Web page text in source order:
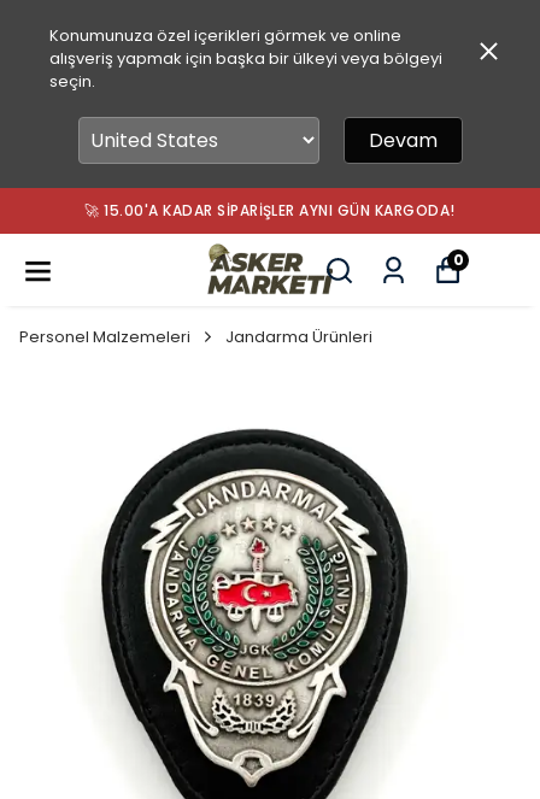
Konumunuza özel içerikleri görmek ve online
alışveriş yapmak için başka bir ülkeyi veya bölgeyi
seçin.
Devam
🚀 15.00'A KADAR SIPARIŞLER AYNI GÜN KARGODA!
0
Personel Malzemeleri Jandarma Ürünleri